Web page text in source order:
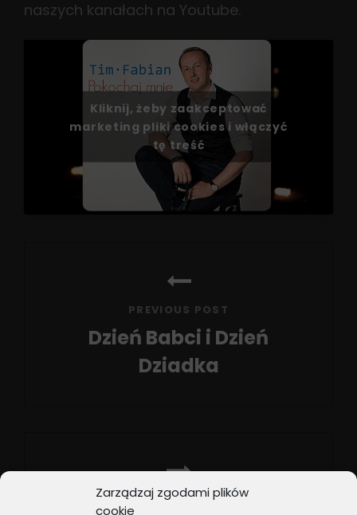
Zarządzaj zgodami plików
cookie
naszych kanałach na Youtube.
Kliknij, żeby zaakceptować
marketing pliki cookies i włączyć
tę treść
PREVIOUS POST
Dzień Babci i Dzień
Dziadka
NEXT POST